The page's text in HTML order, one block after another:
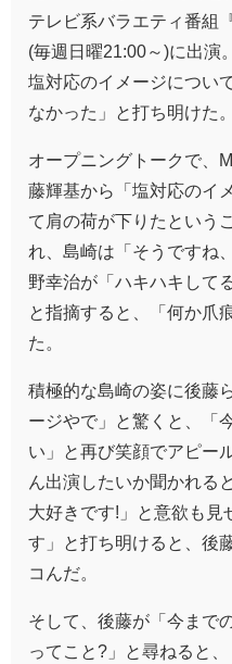
テレビ系バラエティ番組
(毎週日曜21:00～)に出演。
塩対応のイメージについ
なかった」と打ち明けた。
オープニングトークで、
藤輝基から「塩対応のイ
て肩の荷が下りたという
れ、島崎は「そうですね
野幸治が「ハキハキして
と指摘すると、「何か爪
た。
積極的な島崎の姿に後藤
ージやで」と驚くと、「
い」と再び笑顔でアピー
ん出演したいか聞かれる
大好きです!」と意欲も見
す」と打ち明けると、後
コんだ。
そして、後藤が「今まで
ってこと?」と尋ねると